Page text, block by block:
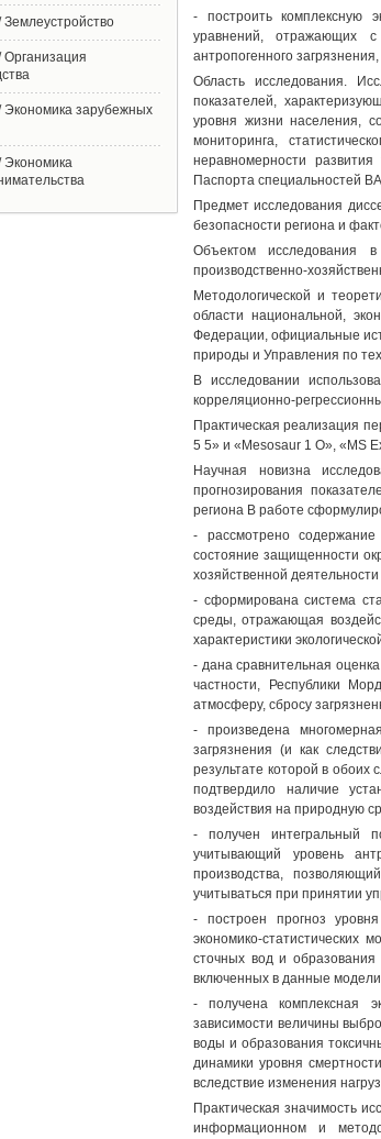
- построить комплексную
уравнений, отражающих с
антропогенного
Область исследования.
показателей,
уровня жизни населения,
мониторинга,
неравномерности
Паспорта специальностей
Предмет исследования
безопасности региона и
Объектом исследования
производственно-
Методологической и
области национальной,
Федерации, официальные
природы и Управления по
В исследовании
корреляционно-
Практическая реализация
5 5» и «Mesosaur 1 О», «MS
Научная новизна
прогнозирования
региона В работе
- рассмотрено
состояние защищенности
хозяйственной
- сформирована система
среды, отражающая
характеристики
- дана сравнительная
частности, Республики
атмосферу, сбросу
- произведена
загрязнения (и как
результате которой в
подтвердило наличие
воздействия на природную
- получен интегральный
учитывающий уровень
производства,
учитываться при принятии
- построен прогноз
экономико-статистических
сточных вод и образования
включенных в данные
- получена комплексная
зависимости величины
воды и образования
динамики уровня
вследствие изменения
Практическая значимость
информационном и
Землеустройство
Организация
Экономика зарубежных
Экономика